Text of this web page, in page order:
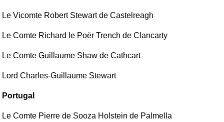
Le Vicomte Robert Stewart de Castelreagh
Le Comte Richard le Poër Trench de Clancarty
Le Comte Guillaume Shaw de Cathcart
Lord Charles-Guillaume Stewart
Portugal
Le Comte Pierre de Sooza Holstein de Palmella